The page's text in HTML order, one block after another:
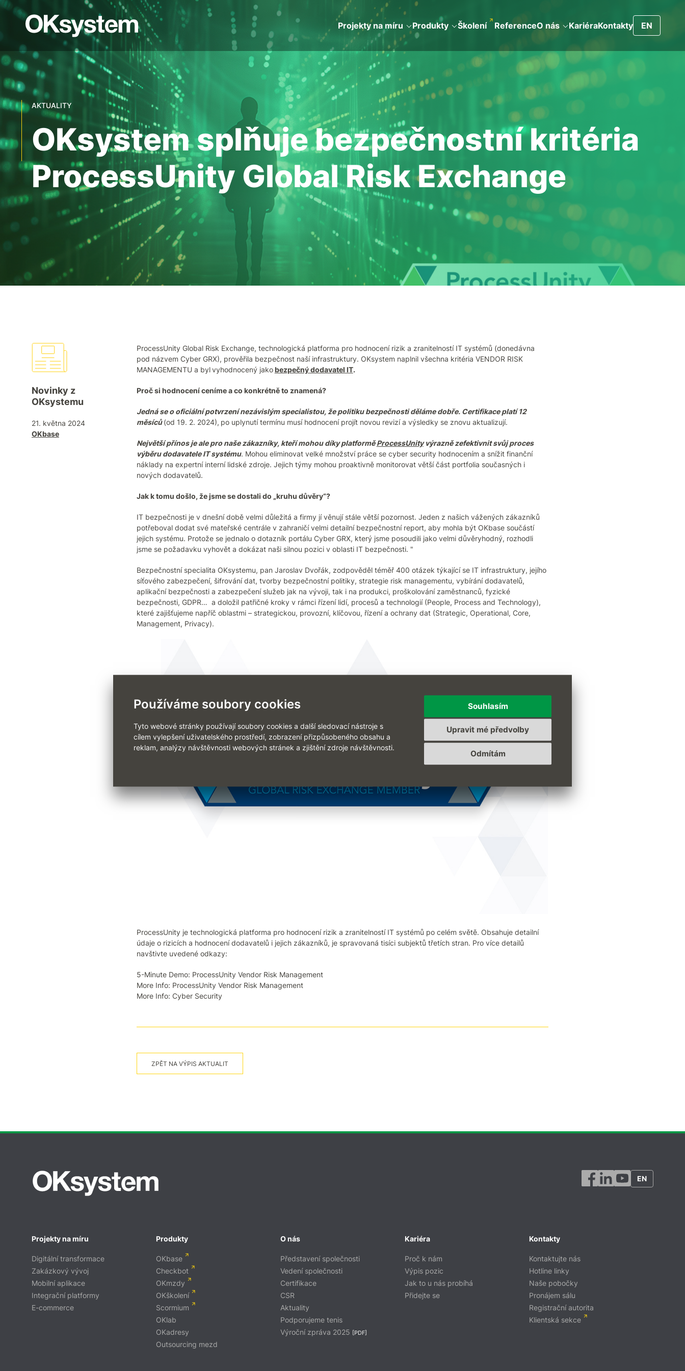
Používáme soubory cookies
Tyto webové stránky používají soubory cookies a další sledovací nástroje s
cílem vylepšení uživatelského prostředí, zobrazení přizpůsobeného obsahu a
reklam, analýzy návštěvnosti webových stránek a zjištění zdroje návštěvnosti.
Souhlasím
Odmítám
Upravit mé předvolby
Projekty na míru Produkty Školení ReferenceO nás KariéraKontakty EN
AKTUALITY
OKsystem splňuje bezpečnostní kritéria
ProcessUnity Global Risk Exchange
Novinky z
OKsystemu
21. května 2024
OKbase
ProcessUnity Global Risk Exchange, technologická platforma pro hodnocení rizik a zranitelností IT systémů (donedávna
pod názvem Cyber GRX), prověřila bezpečnost naší infrastruktury. OKsystem naplnil všechna kritéria VENDOR RISK
MANAGEMENTU a bylvyhodnocený jako bezpečný dodavatel IT.
Proč si hodnocení ceníme a co konkrétně to znamená?
Jedná se o oficiální potvrzení nezávislým specialistou, že politiku bezpečnosti děláme dobře. Certifikace platí 12
měsíců (od 19. 2. 2024), po uplynutí termínu musí hodnocení projít novou revizí a výsledky se znovu aktualizují.
Největší přínos je ale pro naše zákazníky, kteří mohou díky platforměProcessUnityvýrazně zefektivnit svůj proces
výběru dodavatele IT systému. Mohou eliminovat velké množství práce se cyber security hodnocením a snížit finanční
náklady na expertní interní lidské zdroje. Jejich týmy mohou proaktivně monitorovat větší část portfolia současných i
nových dodavatelů.
Jak k tomu došlo, že jsme se dostali do „kruhu důvěry“?
IT bezpečnosti je v dnešní době velmi důležitá a firmy jí věnují stále větší pozornost. Jeden z našich vážených zákazníků
potřeboval dodat své mateřské centrále v zahraničí velmi detailní bezpečnostní report, aby mohla být OKbase součástí
jejich systému. Protože se jednalo o dotazník portálu Cyber GRX, který jsme posoudili jako velmi důvěryhodný, rozhodli
jsme se požadavku vyhovět a dokázat naši silnou pozici v oblasti IT bezpečnosti. "
Bezpečnostní specialita OKsystemu, pan Jaroslav Dvořák, zodpověděl téměř 400 otázek týkající se IT infrastruktury, jejího
síťového zabezpečení, šifrování dat, tvorby bezpečnostní politiky, strategie risk managementu, vybírání dodavatelů,
aplikační bezpečnosti a zabezpečení služeb jak na vývoji, tak i na produkci, proškolování zaměstnanců, fyzické
bezpečnosti, GDPR… a doložil patřičné kroky v rámci řízení lidí, procesů a technologií (People, Process and Technology),
které zajišťujeme napříč oblastmi – strategickou, provozní, klíčovou, řízení a ochrany dat (Strategic, Operational, Core,
Management, Privacy).
ProcessUnity je technologická platforma pro hodnocení rizik a zranitelností IT systémů po celém světě. Obsahuje detailní
údaje o rizicích a hodnocení dodavatelů i jejich zákazníků, je spravovaná tisíci subjektů třetích stran. Pro více detailů
navštivte uvedené odkazy:
5-Minute Demo: ProcessUnity Vendor Risk Management
More Info: ProcessUnity Vendor Risk Management
More Info: Cyber Security
ZPĚT NA VÝPIS AKTUALIT
EN
Projekty na míru
Digitální transformace
Zakázkový vývoj
Mobilní aplikace
Integrační platformy
E-commerce
Produkty
OKbase
Checkbot
OKmzdy
OKškolení
Scormium
OKlab
OKadresy
Outsourcing mezd
O nás
Představení společnosti
Vedení společnosti
Certifikace
CSR
Aktuality
Podporujeme tenis
Výroční zpráva 2025 [PDF]
Kariéra
Proč k nám
Výpis pozic
Jak to u nás probíhá
Přidejte se
Kontakty
Kontaktujte nás
Hotline linky
Naše pobočky
Pronájem sálu
Registrační autorita
Klientská sekce